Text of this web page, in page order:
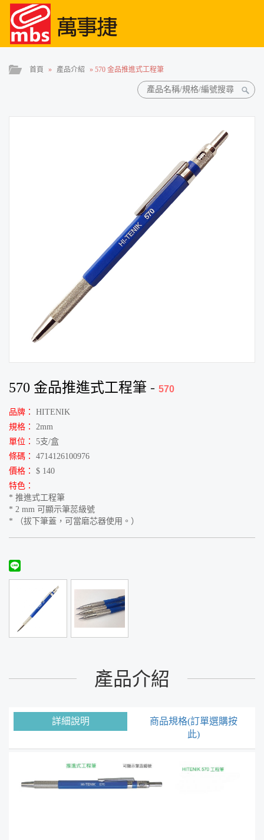
首頁 » 產品介紹 » 570 金品推進式工程筆
570 金品推進式工程筆 - 570
品牌：
HITENIK
規格：
2mm
單位：
5支/盒
條碼：
4714126100976
價格：
$ 140
特色：
* 推進式工程筆
* 2 mm 可顯示筆蕊級號
* （拔下筆蓋，可當磨芯器使用。）
產品介紹
詳細說明
商品規格(訂單選購按
此)